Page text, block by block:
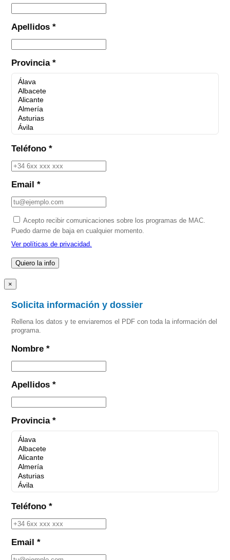
Apellidos *
Provincia *
Teléfono *
Email *
Acepto recibir comunicaciones sobre los programas de MAC.
Puedo darme de baja en cualquier momento.
Ver políticas de privacidad.
×
Solicita información y dossier
Rellena los datos y te enviaremos el PDF con toda la información del
programa.
Nombre *
Apellidos *
Provincia *
Teléfono *
Email *